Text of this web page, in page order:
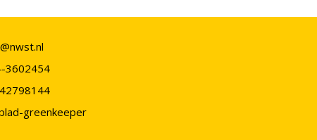
3602454
greenkeeper